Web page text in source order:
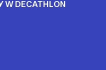
W DECATHLON